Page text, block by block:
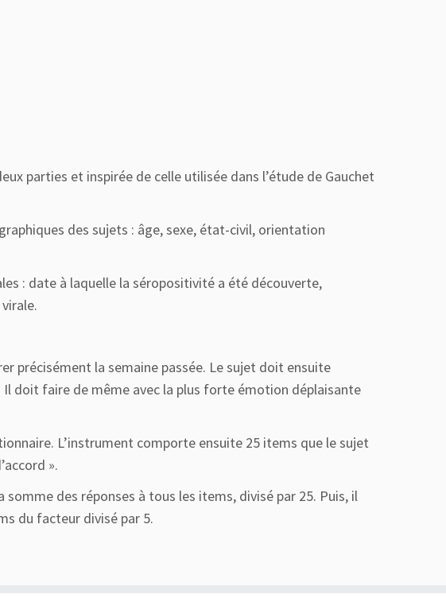
parties et inspirée de celle utilisée dans l’étude de Gauchet
des sujets : âge, sexe, état-civil, orientation
: date à laquelle la séropositivité a été découverte,
précisément la semaine passée. Le sujet doit ensuite
doit faire de même avec la plus forte émotion déplaisante
L’instrument comporte ensuite 25 items que le sujet
».
somme des réponses à tous les items, divisé par 25. Puis, il
du facteur divisé par 5.